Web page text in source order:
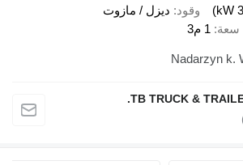
ديزل / مازوت
TB TRUCK